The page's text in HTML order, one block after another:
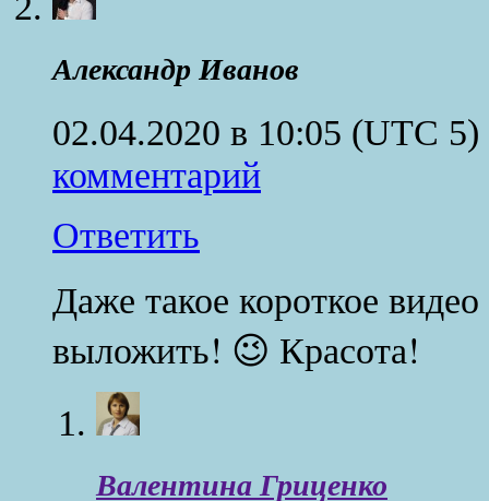
Александр Иванов
02.04.2020 в 10:05 (UTC 5)
комментарий
Ответить
Даже такое короткое
выложить! 😉 Красота!
Валентина Гриценко